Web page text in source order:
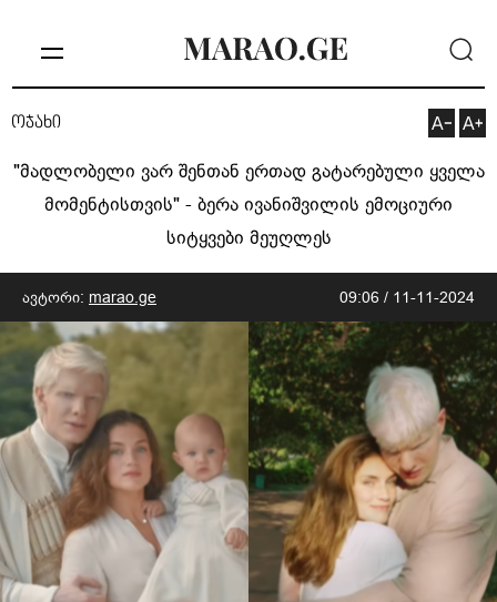
ოჯახი
"მადლობელი ვარ შენთან ერთად გატარებული ყველა
მომენტისთვის" - ბერა ივანიშვილის ემოციური
სიტყვები მეუღლეს
ავტორი: marao.ge 09:06 / 11-11-2024